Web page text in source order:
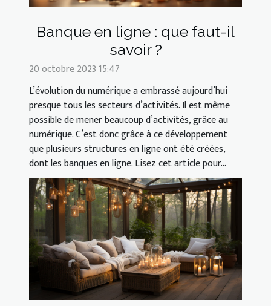
Banque en ligne : que faut-il
savoir ?
20 octobre 2023 15:47
L’évolution du numérique a embrassé aujourd’hui
presque tous les secteurs d’activités. Il est même
possible de mener beaucoup d’activités, grâce au
numérique. C’est donc grâce à ce développement
que plusieurs structures en ligne ont été créées,
dont les banques en ligne. Lisez cet article pour...